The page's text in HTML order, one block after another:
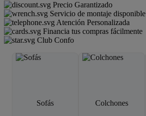
Precio Garantizado
Servicio de montaje disponible
Atención Personalizada
Financia tus compras fácilmente
Club Confo
Sofás Colchones